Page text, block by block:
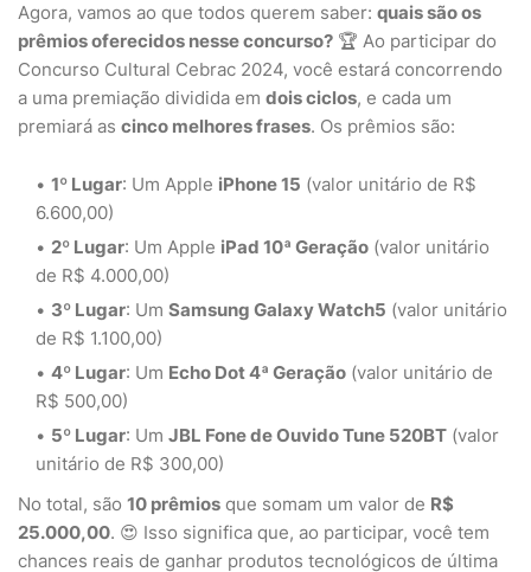
Agora, vamos ao que todos querem saber: quais são os
prêmios oferecidos nesse concurso? 🏆 Ao participar do
Concurso Cultural Cebrac 2024, você estará concorrendo
a uma premiação dividida em dois ciclos, e cada um
premiará as cinco melhores frases. Os prêmios são:
1º Lugar: Um Apple iPhone 15 (valor unitário de R$
6.600,00)
2º Lugar: Um Apple iPad 10ª Geração (valor unitário
de R$ 4.000,00)
3º Lugar: Um Samsung Galaxy Watch5 (valor unitário
de R$ 1.100,00)
4º Lugar: Um Echo Dot 4ª Geração (valor unitário de
R$ 500,00)
5º Lugar: Um JBL Fone de Ouvido Tune 520BT (valor
unitário de R$ 300,00)
No total, são 10 prêmios que somam um valor de R$
25.000,00. 😍 Isso significa que, ao participar, você tem
chances reais de ganhar produtos tecnológicos de última